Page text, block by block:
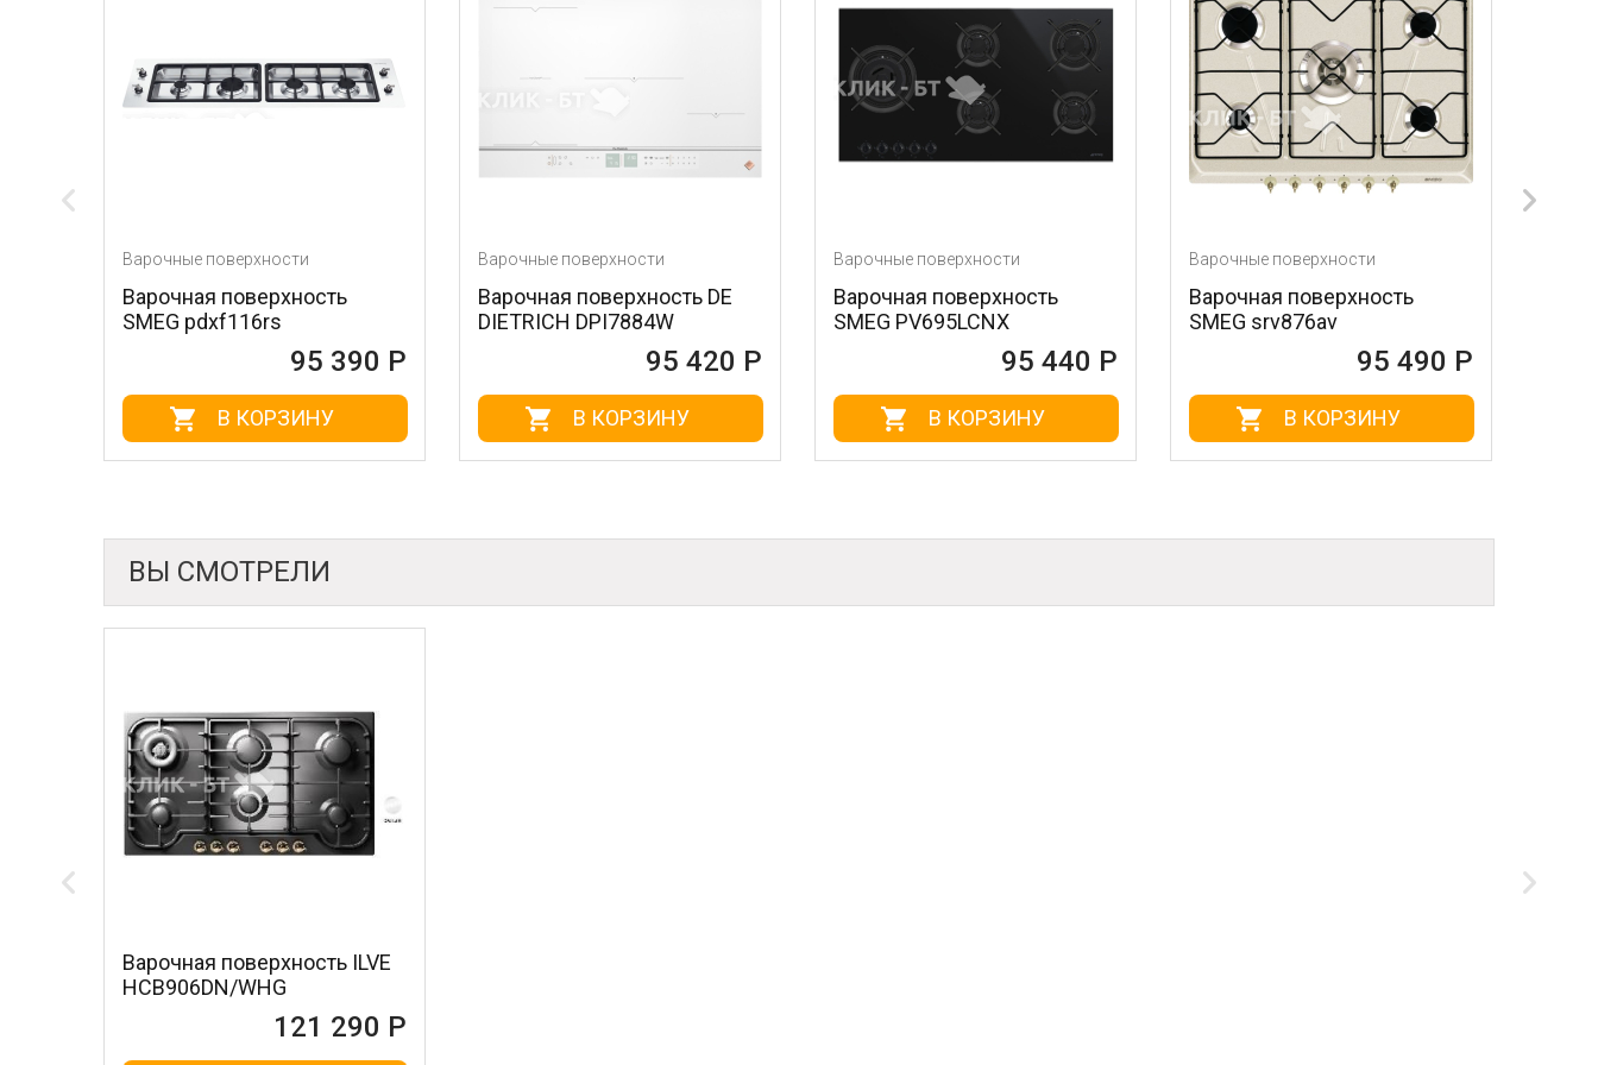
поверхности
поверхность
Варочные поверхности
Варочная поверхность DE
DIETRICH DPI7884W
Варочные поверхности
Варочная поверхность
SMEG PV695LCNX
Варочные поверхности
Варочная поверхность
SMEG srv876av
Варочные поверхности
Варочная поверхность
ВЫ СМОТРЕЛИ
Варочная поверхность ILVE
HCB906DN/WHG
121 290 Р